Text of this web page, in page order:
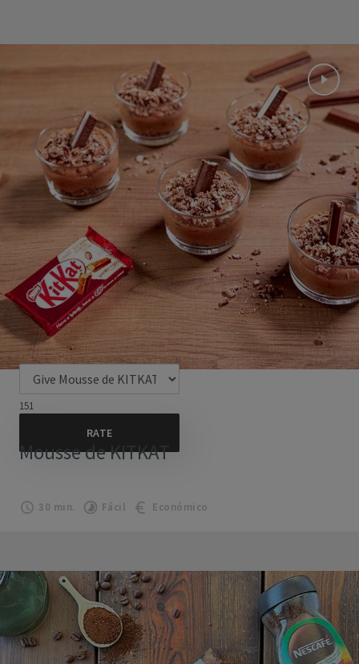
151
Mousse de KITKAT
30 min. Fácil Económico